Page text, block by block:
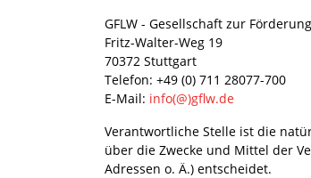
GFLW - Gesellschaft zur
Fritz-Walter-Weg 19
70372 Stuttgart
Telefon: +49 (0) 711 28077-700
E-Mail: info(@)gflw.de
Verantwortliche Stelle ist die
über die Zwecke und Mittel der
Adressen o. Ä.) entscheidet.